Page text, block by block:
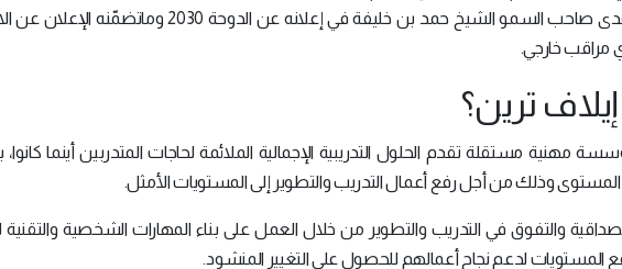
أيضاً من رؤية سيدي أمير البلاد المفدى صاحب السمو الشيخ حمد بن خليفة في إعلانه عن الدوحة 2030
مراقب خارجي.
مستقلة تقدم الحلول التدريبية الإجمالية الملائمة لحاجات المتدربين أينما كانوا،
المستوى وذلك من أجل رفع أعمال التدريب والتطوير إلى المستويات الأمثل.
والتفوق في التدريب والتطوير من خلال العمل على بناء المهارات الشخصية والتقنية
المستويات لدعم نجاح أعمالهم للحصول على التغيير المنشود.